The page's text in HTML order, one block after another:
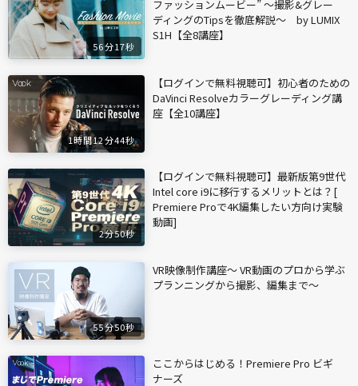
56分17秒
ファッションムービー” ～撮影&グレー
ディングのTipsを徹底解説～ by LUMIX
S1H【全8講座】
1時間12分44秒
【ログインで無料視聴可】初心者のための
DaVinci Resolveカラーグレーディング講
座【全10講座】
2分50秒
【ログインで無料視聴可】最新版第9世代
Intel core i9に移行するメリットとは？[
Premiere Proで4K編集したい方向け実験
動画]
55分50秒
VR映像制作講座〜 VR動画のプロから学ぶ
プランニングから撮影、編集まで〜
ここからはじめる！Premiere Pro ビギ
ナーズ